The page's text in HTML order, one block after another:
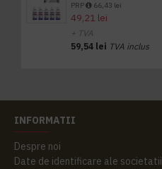
PRP 66,43 lei
49,21 lei
+ TVA
59,54 lei TVA inclus
INFORMATII
Despre noi
Date de identificare ale societatii